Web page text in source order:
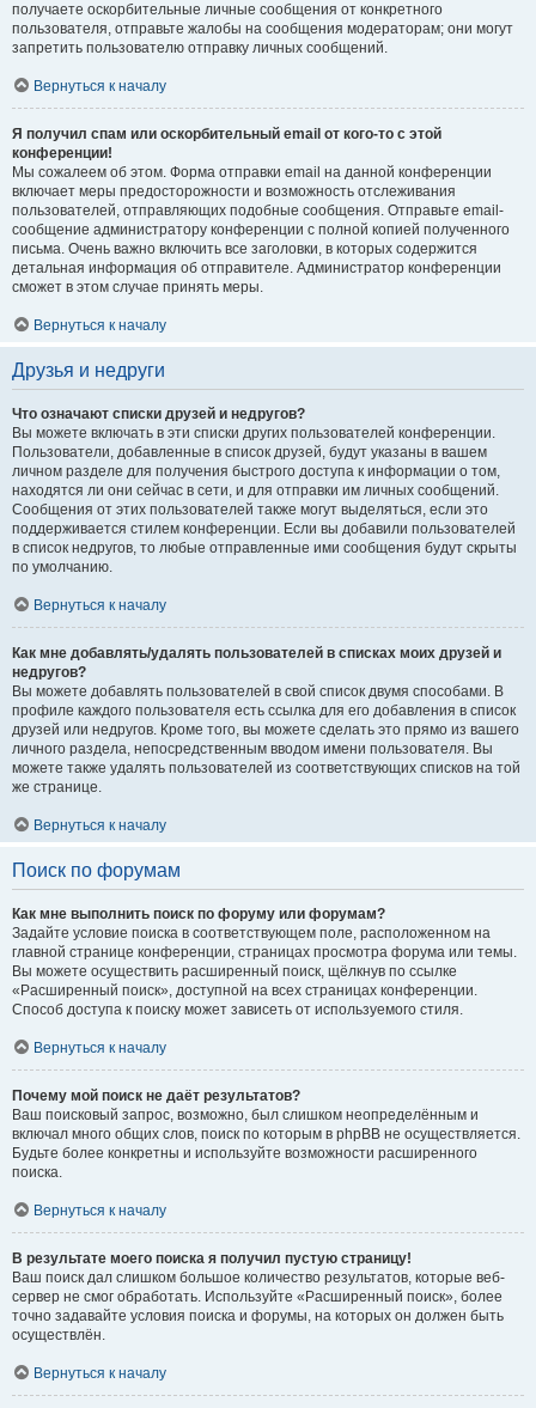
получаете оскорбительные личные сообщения от конкретного
пользователя, отправьте жалобы на сообщения модераторам; они могут
запретить пользователю отправку личных сообщений.
Вернуться к началу
Я получил спам или оскорбительный email от кого-то с этой
конференции!
Мы сожалеем об этом. Форма отправки email на данной конференции
включает меры предосторожности и возможность отслеживания
пользователей, отправляющих подобные сообщения. Отправьте email-
сообщение администратору конференции с полной копией полученного
письма. Очень важно включить все заголовки, в которых содержится
детальная информация об отправителе. Администратор конференции
сможет в этом случае принять меры.
Вернуться к началу
Друзья и недруги
Что означают списки друзей и недругов?
Вы можете включать в эти списки других пользователей конференции.
Пользователи, добавленные в список друзей, будут указаны в вашем
личном разделе для получения быстрого доступа к информации о том,
находятся ли они сейчас в сети, и для отправки им личных сообщений.
Сообщения от этих пользователей также могут выделяться, если это
поддерживается стилем конференции. Если вы добавили пользователей
в список недругов, то любые отправленные ими сообщения будут скрыты
по умолчанию.
Вернуться к началу
Как мне добавлять/удалять пользователей в списках моих друзей и
недругов?
Вы можете добавлять пользователей в свой список двумя способами. В
профиле каждого пользователя есть ссылка для его добавления в список
друзей или недругов. Кроме того, вы можете сделать это прямо из вашего
личного раздела, непосредственным вводом имени пользователя. Вы
можете также удалять пользователей из соответствующих списков на той
же странице.
Вернуться к началу
Поиск по форумам
Как мне выполнить поиск по форуму или форумам?
Задайте условие поиска в соответствующем поле, расположенном на
главной странице конференции, страницах просмотра форума или темы.
Вы можете осуществить расширенный поиск, щёлкнув по ссылке
«Расширенный поиск», доступной на всех страницах конференции.
Способ доступа к поиску может зависеть от используемого стиля.
Вернуться к началу
Почему мой поиск не даёт результатов?
Ваш поисковый запрос, возможно, был слишком неопределённым и
включал много общих слов, поиск по которым в phpBB не осуществляется.
Будьте более конкретны и используйте возможности расширенного
поиска.
Вернуться к началу
В результате моего поиска я получил пустую страницу!
Ваш поиск дал слишком большое количество результатов, которые веб-
сервер не смог обработать. Используйте «Расширенный поиск», более
точно задавайте условия поиска и форумы, на которых он должен быть
осуществлён.
Вернуться к началу